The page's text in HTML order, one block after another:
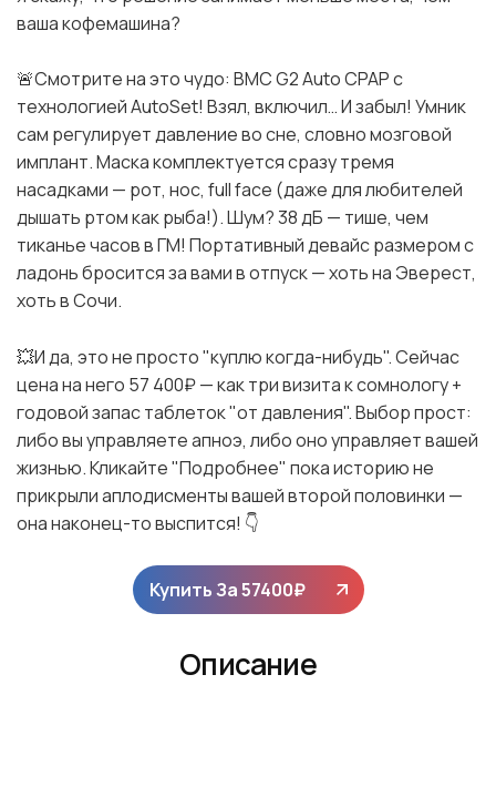
ваша кофемашина?
🚨Смотрите на это чудо: BMC G2 Auto CPAP с
технологией AutoSet! Взял, включил… И забыл! Умник
сам регулирует давление во сне, словно мозговой
имплант. Маска комплектуется сразу тремя
насадками — рот, нос, full face (даже для любителей
дышать ртом как рыба!). Шум? 38 дБ — тише, чем
тиканье часов в ГМ! Портативный девайс размером с
ладонь бросится за вами в отпуск — хоть на Эверест,
хоть в Сочи.
💥И да, это не просто "куплю когда-нибудь". Сейчас
цена на него 57 400₽ — как три визита к сомнологу +
годовой запас таблеток "от давления". Выбор прост:
либо вы управляете апноэ, либо оно управляет вашей
жизнью. Кликайте "Подробнее" пока историю не
прикрыли аплодисменты вашей второй половинки —
она наконец-то выспится! 👇
Купить За57400₽
Описание